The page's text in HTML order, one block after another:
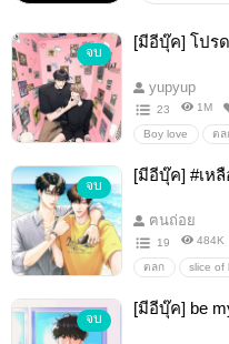
จบ
[มีอีบุ๊ค] โปร
yupyup
23 1M
Boy love ตล
จบ
[มีอีบุ๊ค] #เห
ฅนถ่อย
19 484K
ตลก slice of
จบ
[มีอีบุ๊ค] be